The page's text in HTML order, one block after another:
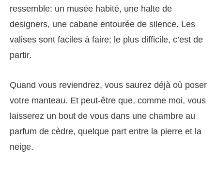
ressemble: un musée habité, une halte de
designers, une cabane entourée de silence. Les
valises sont faciles à faire; le plus difficile, c’est de
partir.
Quand vous reviendrez, vous saurez déjà où poser
votre manteau. Et peut-être que, comme moi, vous
laisserez un bout de vous dans une chambre au
parfum de cèdre, quelque part entre la pierre et la
neige.